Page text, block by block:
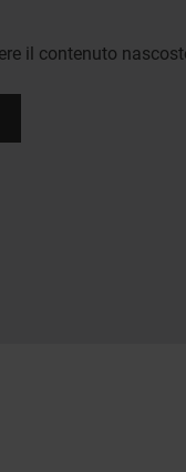
il contenuto